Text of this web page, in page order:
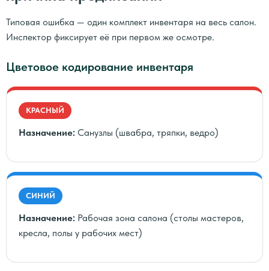
Типовая ошибка — один комплект инвентаря на весь салон.
Инспектор фиксирует её при первом же осмотре.
Цветовое кодирование инвентаря
КРАСНЫЙ
Назначение: Санузлы (швабра, тряпки, ведро)
СИНИЙ
Назначение: Рабочая зона салона (столы мастеров,
кресла, полы у рабочих мест)